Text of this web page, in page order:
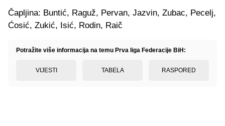
Čapljina: Buntić, Raguž, Pervan, Jazvin, Zubac, Pecelj,
Ćosić, Zukić, Isić, Rodin, Raič
Potražite više informacija na temu Prva liga Federacije BiH:
VIJESTI TABELA RASPORED